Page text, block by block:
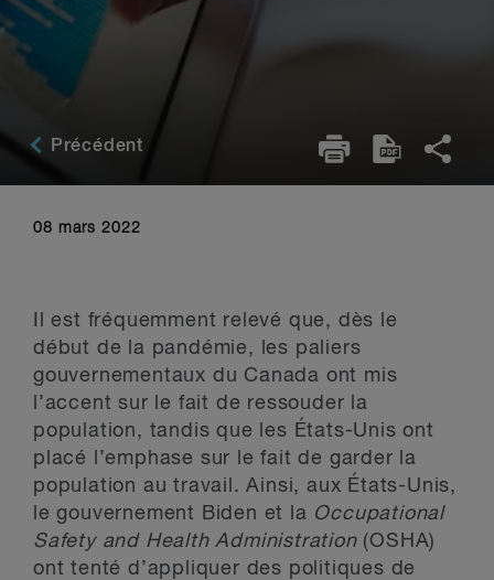
Précédent
08 mars 2022
Il est fréquemment relevé que, dès le
début de la pandémie, les paliers
gouvernementaux du Canada ont mis
l’accent sur le fait de ressouder la
population, tandis que les États-Unis ont
placé l’emphase sur le fait de garder la
population au travail. Ainsi, aux États-Unis,
le gouvernement Biden et la Occupational
Safety and Health Administration(OSHA)
ont tenté d’appliquer des politiques de